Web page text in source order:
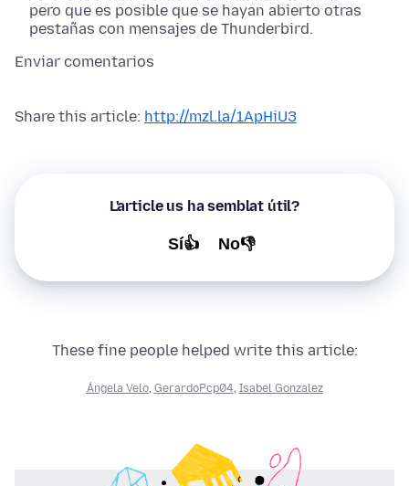
pero que es posible que se hayan abierto otras
pestañas con mensajes de Thunderbird.
Enviar comentarios
Share this article: http://mzl.la/1ApHiU3
L'article us ha semblat útil?
Sí👍 No👎
These fine people helped write this article:
Ángela Velo, GerardoPcp04, Isabel Gonzalez